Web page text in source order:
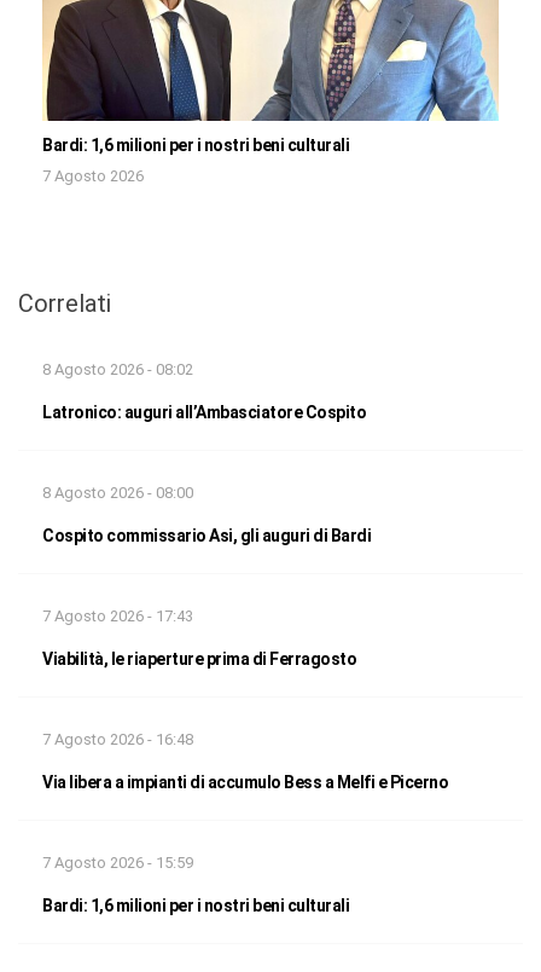
Bardi: 1,6 milioni per i nostri beni culturali
7 Agosto 2026
Correlati
8 Agosto 2026 - 08:02
Latronico: auguri all’Ambasciatore Cospito
8 Agosto 2026 - 08:00
Cospito commissario Asi, gli auguri di Bardi
7 Agosto 2026 - 17:43
Viabilità, le riaperture prima di Ferragosto
7 Agosto 2026 - 16:48
Via libera a impianti di accumulo Bess a Melfi e Picerno
7 Agosto 2026 - 15:59
Bardi: 1,6 milioni per i nostri beni culturali